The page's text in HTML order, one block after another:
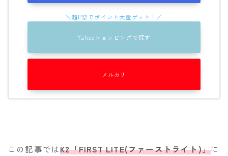
RIDE
ROXY
SCOOTER
SPREAD
Yahooショッピングで探す
メルカリ
この記事ではK2「FIRST LITE(ファーストライト)」に